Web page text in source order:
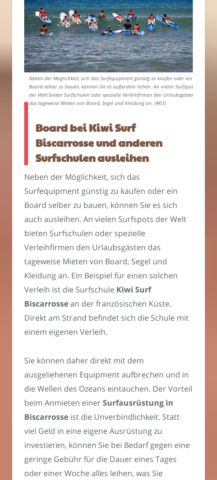
Neben der Möglichkeit, sich das Surfequipment günstig zu kaufen oder ein
Board selber zu bauen, können Sie es außerdem leihen. An vielen Surfspots
der Welt bieten Surfschulen oder spezielle Verleihfirmen den Urlaubsgästen
das tageweise Mieten von Board, Segel und Kleidung an. (#03)
Board bei Kiwi Surf
Biscarrosse und anderen
Surfschulen ausleihen
Neben der Möglichkeit, sich das
Surfequipment günstig zu kaufen oder ein
Board selber zu bauen, können Sie es sich
auch ausleihen. An vielen Surfspots der Welt
bieten Surfschulen oder spezielle
Verleihfirmen den Urlaubsgästen das
tageweise Mieten von Board, Segel und
Kleidung an. Ein Beispiel für einen solchen
Verleih ist die Surfschule Kiwi Surf
Biscarrossean der französischen Küste.
Direkt am Strand befindet sich die Schule mit
einem eigenen Verleih.
Sie können daher direkt mit dem
ausgeliehenen Equipment aufbrechen und in
die Wellen des Ozeans eintauchen. Der Vorteil
beim Anmieten einerSurfausrüstung in
Biscarrosse ist die Unverbindlichkeit. Statt
viel Geld in eine eigene Ausrüstung zu
investieren, können Sie bei Bedarf gegen eine
geringe Gebühr für die Dauer eines Tages
oder einer Woche alles leihen, was Sie